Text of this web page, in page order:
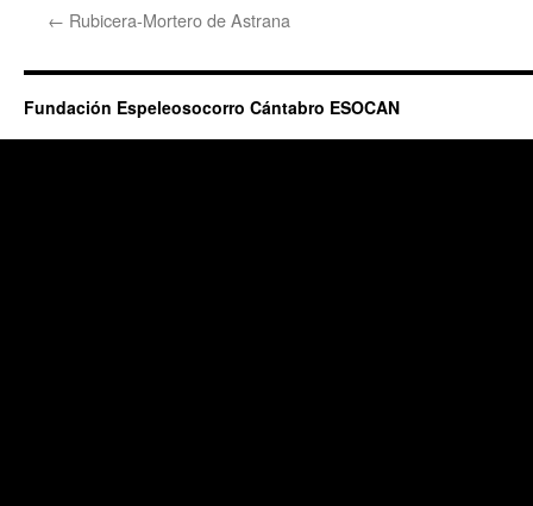
← Rubicera-Mortero de Astrana
Fundación Espeleosocorro Cántabro ESOCAN